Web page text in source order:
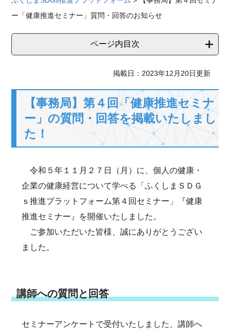
ー「健康推進セミナー」質問・回答のお知らせ
ページ内目次
掲載日：2023年12月20日更新
【事務局】第４回「健康推進セミナ
ー」の質問・回答を掲載いたしまし
た！
令和５年１１月２７日（月）に、個人の健康・
企業の健康経営について学べる「ふくしまＳＤＧ
ｓ推進プラットフォーム第４回セミナー」『健康
推進セミナー』を開催いたしました。
ご参加いただいた皆様、誠にありがとうござい
ました。
講師への質問と回答
セミナーアンケートで受付いたしました、講師へ